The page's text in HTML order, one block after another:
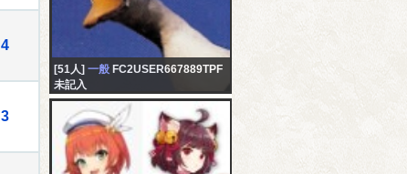
4
3
[51人] 一般 FC2USER667889TPF
未記入